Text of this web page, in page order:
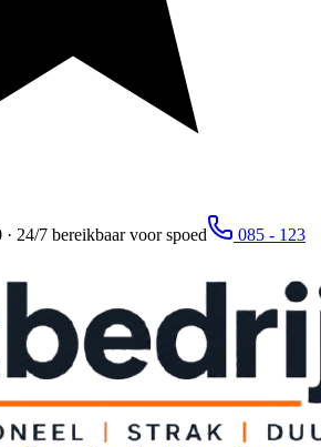
24/7 bereikbaar voor spoed
085 - 123